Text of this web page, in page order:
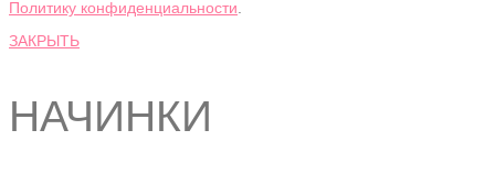
Политику конфиденциальности.
ЗАКРЫТЬ
НАЧИНКИ